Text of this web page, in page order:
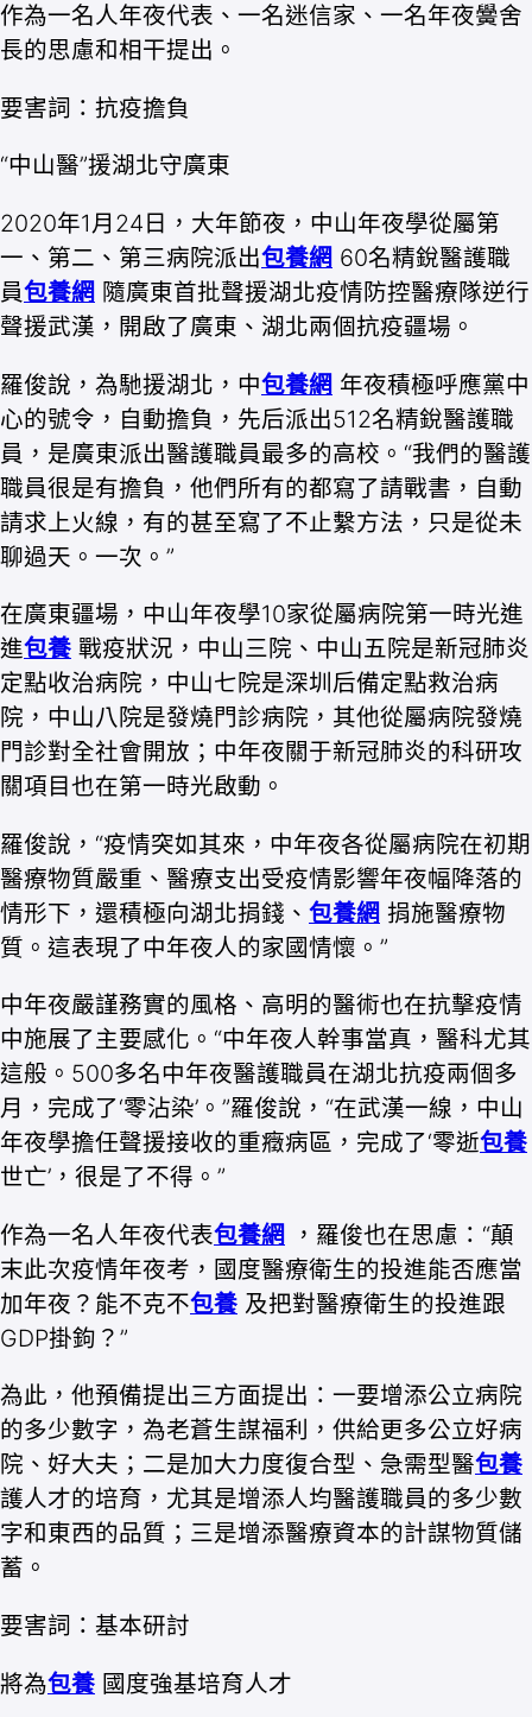
作為一名人年夜代表、一名迷信家、一名年夜黌舍
長的思慮和相干提出。
要害詞：抗疫擔負
“中山醫”援湖北守廣東
2020年1月24日，大年節夜，中山年夜學從屬第
一、第二、第三病院派出包養網 60名精銳醫護職
員包養網 隨廣東首批聲援湖北疫情防控醫療隊逆行
聲援武漢，開啟了廣東、湖北兩個抗疫疆場。
羅俊說，為馳援湖北，中包養網 年夜積極呼應黨中
心的號令，自動擔負，先后派出512名精銳醫護職
員，是廣東派出醫護職員最多的高校。“我們的醫護
職員很是有擔負，他們所有的都寫了請戰書，自動
請求上火線，有的甚至寫了不止繫方法，只是從未
聊過天。一次。”
在廣東疆場，中山年夜學10家從屬病院第一時光進
進包養 戰疫狀況，中山三院、中山五院是新冠肺炎
定點收治病院，中山七院是深圳后備定點救治病
院，中山八院是發燒門診病院，其他從屬病院發燒
門診對全社會開放；中年夜關于新冠肺炎的科研攻
關項目也在第一時光啟動。
羅俊說，“疫情突如其來，中年夜各從屬病院在初期
醫療物質嚴重、醫療支出受疫情影響年夜幅降落的
情形下，還積極向湖北捐錢、 包養網 捐施醫療物
質。這表現了中年夜人的家國情懷。”
中年夜嚴謹務實的風格、高明的醫術也在抗擊疫情
中施展了主要感化。“中年夜人幹事當真，醫科尤其
這般。500多名中年夜醫護職員在湖北抗疫兩個多
月，完成了‘零沾染’。”羅俊說，“在武漢一線，中山
年夜學擔任聲援接收的重癥病區，完成了‘零逝包養
世亡’，很是了不得。”
作為一名人年夜代表包養網
，羅俊也在思慮：“顛
末此次疫情年夜考，國度醫療衛生的投進能否應當
加年夜？能不克不包養 及把對醫療衛生的投進跟
GDP掛鉤？”
為此，他預備提出三方面提出：一要增添公立病院
的多少數字，為老蒼生謀福利，供給更多公立好病
院、好大夫；二是加大力度復合型、急需型醫包養
護人才的培育，尤其是增添人均醫護職員的多少數
字和東西的品質；三是增添醫療資本的計謀物質儲
蓄。
要害詞：基本研討
將為包養 國度強基培育人才